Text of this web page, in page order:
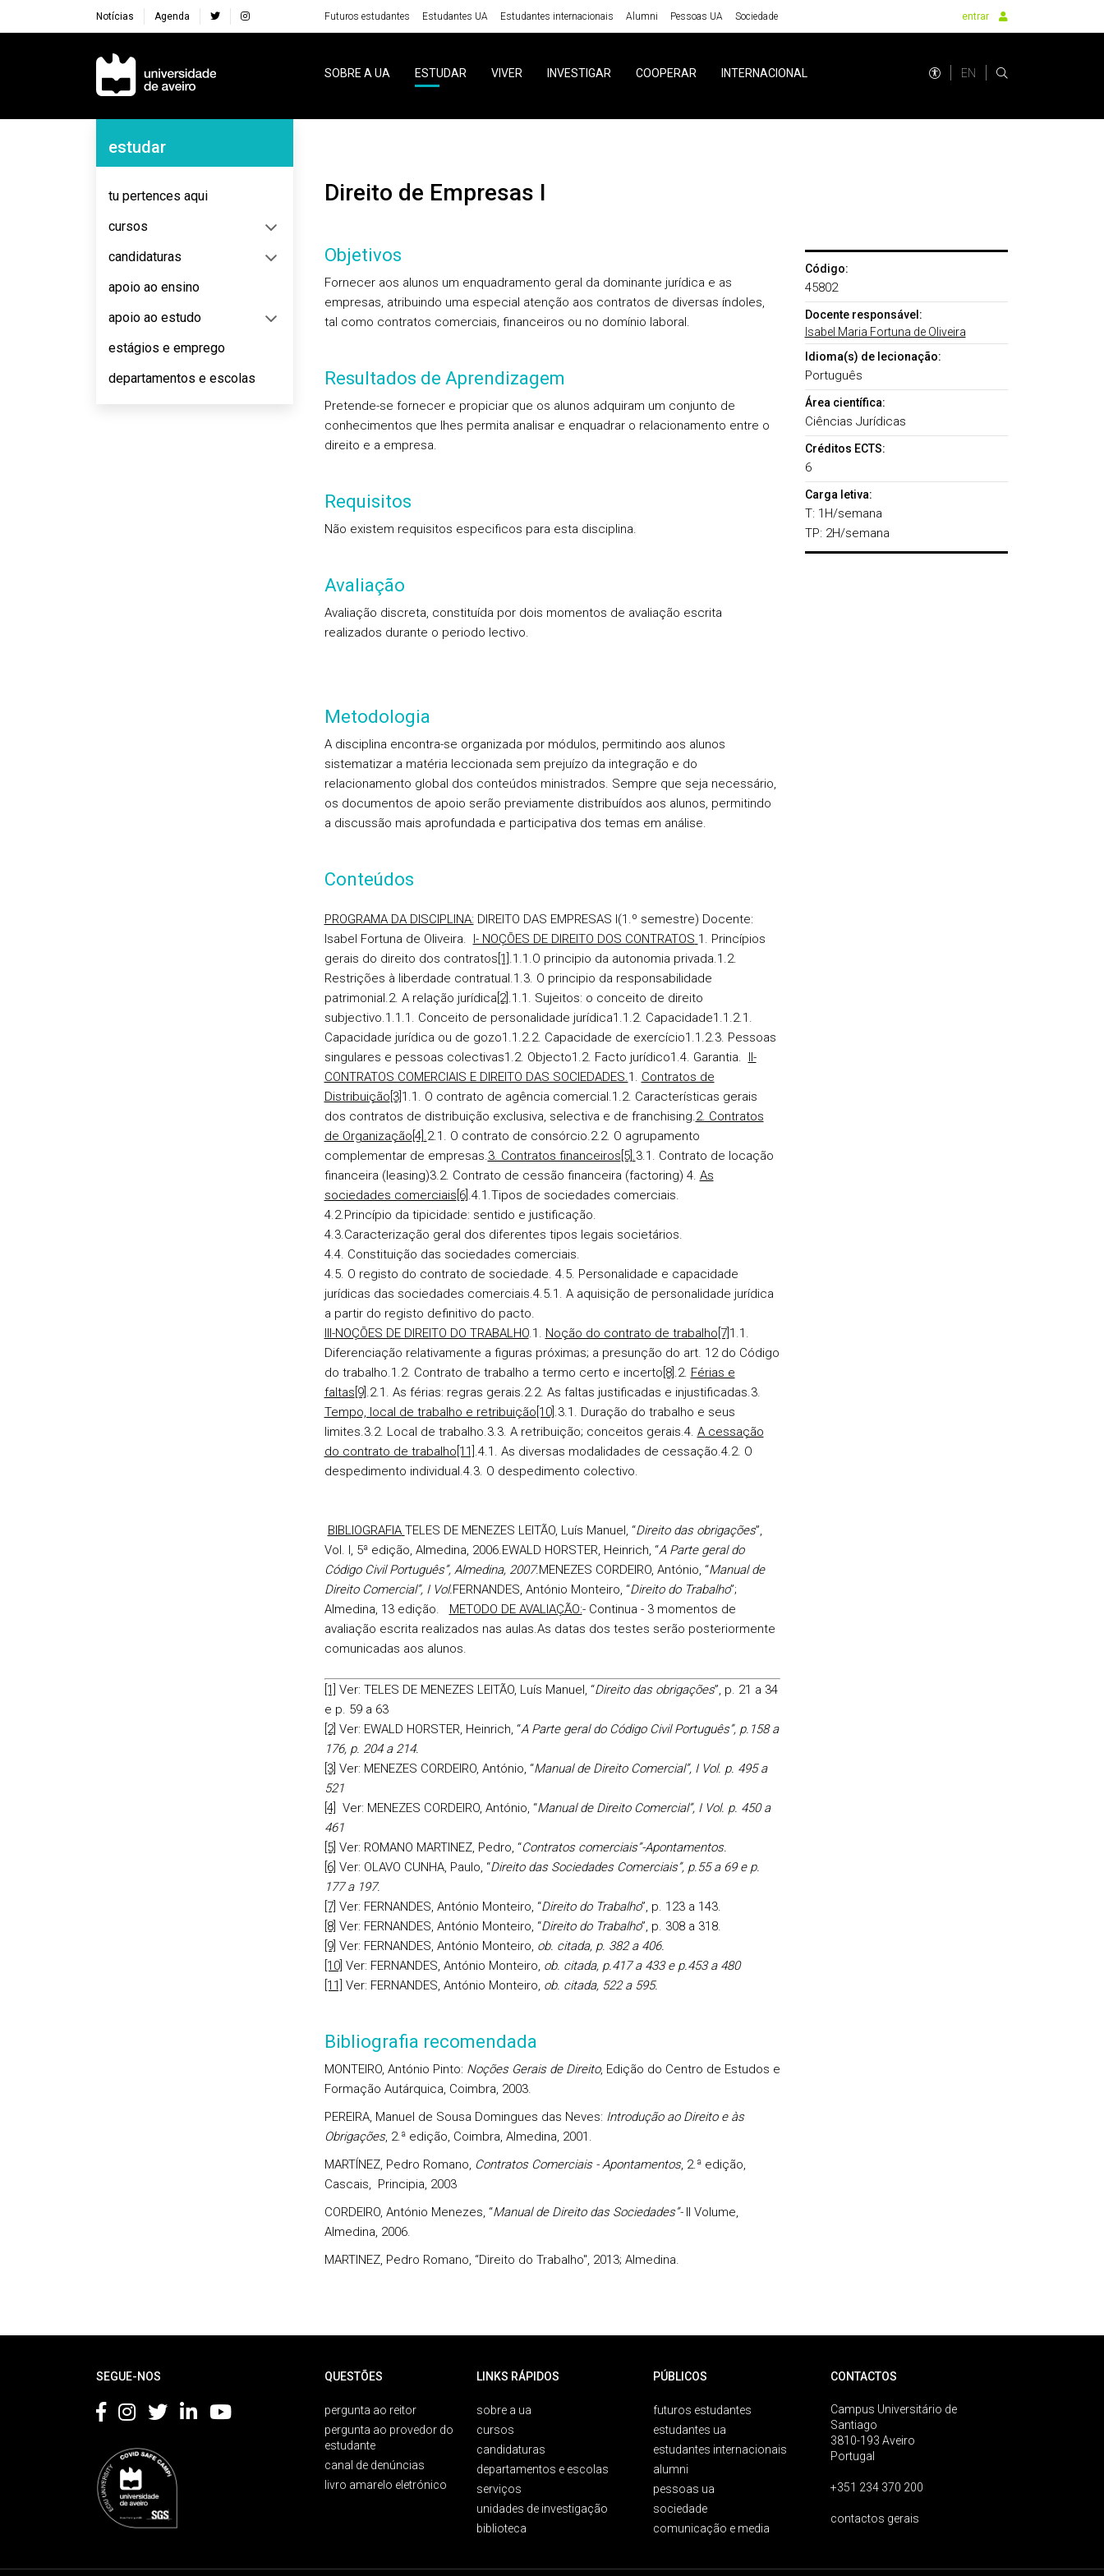
Notícias Agenda Futuros estudantes Estudantes UA Estudantes internacionais Alumni Pessoas UA Sociedade entrar
Navegação Principal
SOBRE A UA ESTUDAR VIVER INVESTIGAR COOPERAR INTERNACIONAL EN
Navegação Lateral
estudar
tu pertences aqui
cursos
candidaturas
apoio ao ensino
apoio ao estudo
estágios e emprego
departamentos e escolas
Direito de Empresas I
Objetivos
Fornecer aos alunos um enquadramento geral da dominante jurídica e as
empresas, atribuindo uma especial atenção aos contratos de diversas índoles,
tal como contratos comerciais, financeiros ou no domínio laboral.
Resultados de Aprendizagem
Pretende-se fornecer e propiciar que os alunos adquiram um conjunto de
conhecimentos que lhes permita analisar e enquadrar o relacionamento entre o
direito e a empresa.
Requisitos
Não existem requisitos especificos para esta disciplina.
Avaliação
Avaliação discreta, constituída por dois momentos de avaliação escrita
realizados durante o periodo lectivo.
Metodologia
A disciplina encontra-se organizada por módulos, permitindo aos alunos
sistematizar a matéria leccionada sem prejuízo da integração e do
relacionamento global dos conteúdos ministrados. Sempre que seja necessário,
os documentos de apoio serão previamente distribuídos aos alunos, permitindo
a discussão mais aprofundada e participativa dos temas em análise.
Conteúdos
PROGRAMA DA DISCIPLINA: DIREITO DAS EMPRESAS I(1.º semestre) Docente:
Isabel Fortuna de Oliveira. I- NOÇÕES DE DIREITO DOS CONTRATOS 1. Princípios
gerais do direito dos contratos [1] .1.1.O principio da autonomia privada.1.2.
Restrições à liberdade contratual.1.3. O principio da responsabilidade
patrimonial.2. Arelação jurídica [2].1.1. Sujeitos: o conceito de direito
subjectivo.1.1.1. Conceito de personalidade jurídica1.1.2. Capacidade1.1.2.1.
Capacidade jurídica ou de gozo1.1.2.2. Capacidade de exercício1.1.2.3. Pessoas
singulares e pessoas colectivas1.2. Objecto1.2. Facto jurídico1.4. Garantia. II-
CONTRATOS COMERCIAIS E DIREITO DAS SOCIEDADES.1. Contratos de
Distribuição [3] 1.1. O contrato de agência comercial.1.2. Características gerais
dos contratos de distribuição exclusiva, selectiva e de franchising.2. Contratos
de Organização [4] .2.1. O contrato de consórcio.2.2. O agrupamento
complementar de empresas.3. Contratos financeiros [5] .3.1. Contrato de locação
financeira (leasing)3.2. Contrato de cessão financeira (factoring) 4. As
sociedades comerciais [6] .4.1.Tipos de sociedades comerciais.
4.2.Princípio da tipicidade: sentido e justificação.
4.3.Caracterização geral dos diferentes tipos legais societários.
4.4. Constituição das sociedades comerciais.
4.5. O registo do contrato de sociedade. 4.5. Personalidade e capacidade
jurídicas das sociedades comerciais.4.5.1. A aquisição de personalidade jurídica
a partir do registo definitivo do pacto.
III-NOÇÕES DE DIREITO DO TRABALHO.1. Noção do contrato de trabalho [7] 1.1.
Diferenciação relativamente a figuras próximas; a presunção do art. 12 do Código
do trabalho.1.2. Contrato de trabalho a termo certo e incerto [8] .2. Férias e
faltas [9] .2.1. As férias: regras gerais.2.2. As faltas justificadas e injustificadas.3.
Tempo, local de trabalho e retribuição [10] .3.1. Duração do trabalho e seus
limites.3.2. Local de trabalho.3.3. A retribuição; conceitos gerais.4. Acessação
do contrato de trabalho [11] .4.1. As diversas modalidades de cessação.4.2. O
despedimento individual.4.3. O despedimento colectivo.
BIBLIOGRAFIA TELES DE MENEZES LEITÃO, Luís Manuel, “Direito das obrigações”,
Vol. I, 5ª edição, Almedina, 2006.EWALD HORSTER, Heinrich, “A Parte geral do
Código Civil Português”, Almedina, 2007.MENEZES CORDEIRO, António, “Manual de
Direito Comercial”, I Vol.FERNANDES, António Monteiro, “Direito do Trabalho”;
Almedina, 13 edição.
METODO DE AVALIAÇÃO:- Continua - 3 momentos de
avaliação escrita realizados nas aulas.As datas dos testes serão posteriormente
comunicadas aos alunos.
[1] Ver: TELES DE MENEZES LEITÃO, Luís Manuel, “Direito das obrigações”, p. 21 a 34
e p. 59 a 63
[2] Ver: EWALD HORSTER, Heinrich, “A Parte geral do Código Civil Português”, p.158 a
176, p. 204 a 214.
[3] Ver: MENEZES CORDEIRO, António, “Manual de Direito Comercial”, I Vol. p. 495 a
521
[4]
Ver: MENEZES CORDEIRO, António, “Manual de Direito Comercial”, I Vol. p. 450 a
461
[5] Ver: ROMANO MARTINEZ, Pedro, “Contratos comerciais”-Apontamentos.
[6] Ver: OLAVO CUNHA, Paulo, “Direito das Sociedades Comerciais”, p.55 a 69 e p.
177 a 197.
[7] Ver: FERNANDES, António Monteiro, “Direito do Trabalho”, p. 123 a 143.
[8] Ver: FERNANDES, António Monteiro, “Direito do Trabalho”, p. 308 a 318.
[9] Ver: FERNANDES, António Monteiro, ob. citada, p. 382 a 406.
[10] Ver: FERNANDES, António Monteiro, ob. citada, p.417 a 433 e p.453 a 480
[11] Ver: FERNANDES, António Monteiro, ob. citada, 522 a 595.
Bibliografia recomendada
MONTEIRO, António Pinto: Noções Gerais de Direito, Edição do Centro de Estudos e
Formação Autárquica, Coimbra, 2003.
PEREIRA, Manuel de Sousa Domingues das Neves: Introdução ao Direito e às
Obrigações, 2.ª edição, Coimbra, Almedina, 2001.
MARTÍNEZ, Pedro Romano, Contratos Comerciais - Apontamentos, 2.ª edição,
Cascais, Principia, 2003
CORDEIRO, António Menezes, “Manual de Direito das Sociedades”- II Volume,
Almedina, 2006.
MARTINEZ, Pedro Romano, “Direito do Trabalho", 2013; Almedina.
Código:
45802
Docente responsável:
Isabel Maria Fortuna de Oliveira
Idioma(s) de lecionação:
Português
Área científica:
Ciências Jurídicas
Créditos ECTS:
6
Carga letiva:
T: 1H/semana
TP: 2H/semana
SEGUE-NOS QUESTÕES
pergunta ao reitor
pergunta ao provedor do
estudante
canal de denúncias
livro amarelo eletrónico
LINKS RÁPIDOS
sobre a ua
cursos
candidaturas
departamentos e escolas
serviços
unidades de investigação
biblioteca
PÚBLICOS
futuros estudantes
estudantes ua
estudantes internacionais
alumni
pessoas ua
sociedade
comunicação e media
CONTACTOS
Campus Universitário de
Santiago
3810-193 Aveiro
Portugal
+351 234 370 200
contactos gerais